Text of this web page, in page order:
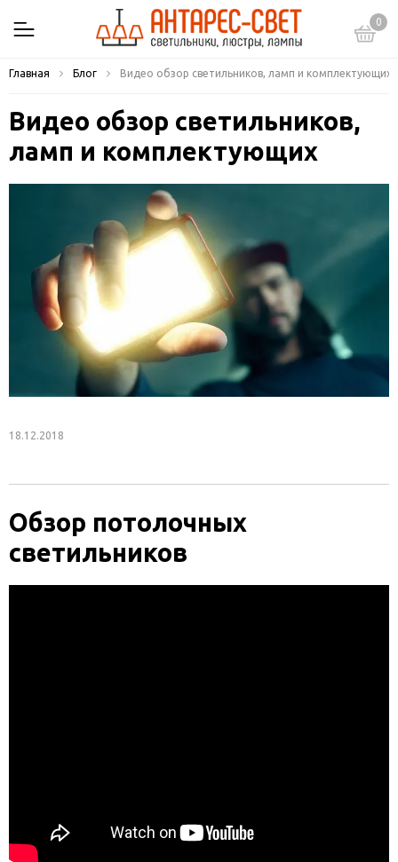
0
Главная Блог Видео обзор светильников, ламп и комплектующих
Видео обзор светильников,
ламп и комплектующих
18.12.2018
Обзор потолочных
светильников